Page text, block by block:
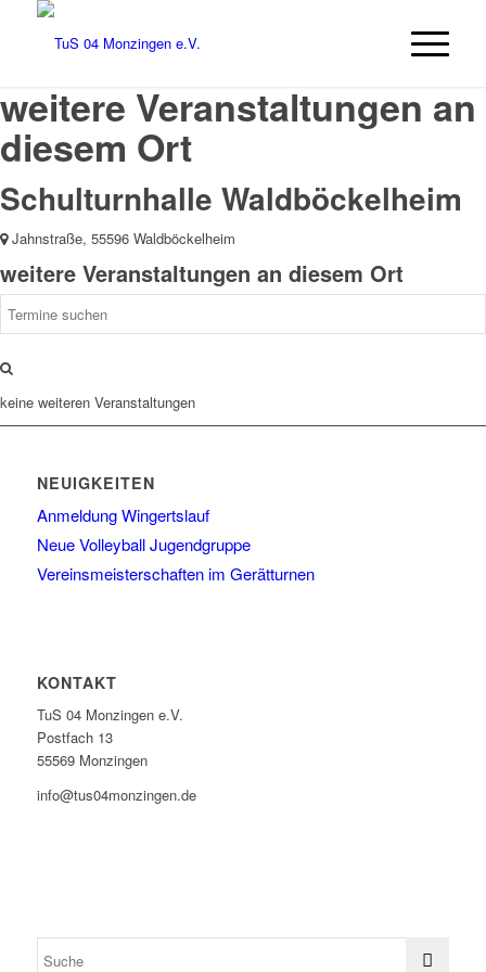
weitere Veranstaltungen an
diesem Ort
Schulturnhalle Waldböckelheim
Jahnstraße, 55596 Waldböckelheim
weitere Veranstaltungen an diesem Ort
keine weiteren Veranstaltungen
NEUIGKEITEN
Anmeldung Wingertslauf
Neue Volleyball Jugendgruppe
Vereinsmeisterschaften im Gerätturnen
KONTAKT
TuS 04 Monzingen e.V.
Postfach 13
55569 Monzingen
info@tus04monzingen.de